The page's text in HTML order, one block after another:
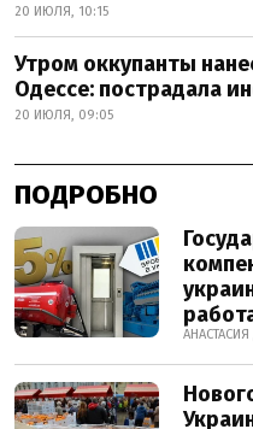
20 ИЮЛЯ, 10:15
Утром оккупанты
Одессе: пострадала
20 ИЮЛЯ, 09:05
ПОДРОБНО